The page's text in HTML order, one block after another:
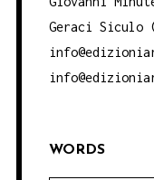
Geraci Siculo
WORDS